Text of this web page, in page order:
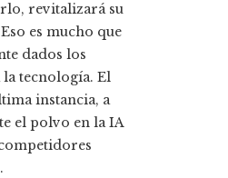
revitalizará su
es mucho que
dados los
tecnología. El
instancia, a
el polvo en la IA